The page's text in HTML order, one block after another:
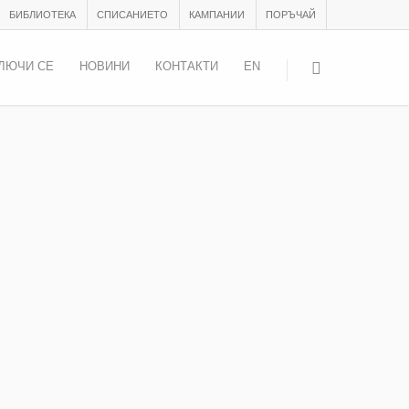
БИБЛИОТЕКА СПИСАНИЕТО КАМПАНИИ ПОРЪЧАЙ
СЕ НОВИНИ КОНТАКТИ EN